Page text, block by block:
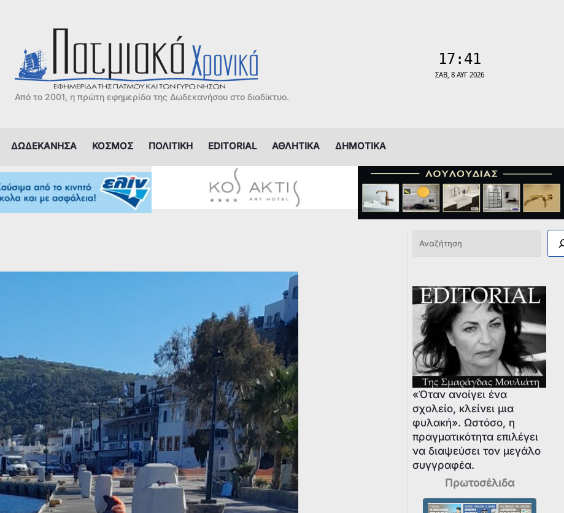
Από το 2001, η πρώτη εφημερίδα της Δωδεκανήσου στο διαδίκτυο.
ΔΩΔΕΚΑΝΗΣΑ ΚΟΣΜΟΣ ΠΟΛΙΤΙΚΗ EDITORIAL ΑΘΛΗΤΙΚΑ ΔΗΜΟΤΙΚΑ
Αναζήτηση
«Όταν ανοίγει ένα
σχολείο, κλείνει μια
φυλακή». Ωστόσο, η
πραγματικότητα επιλέγει
να διαψεύσει τον μεγάλο
συγγραφέα.
Πρωτοσέλιδα